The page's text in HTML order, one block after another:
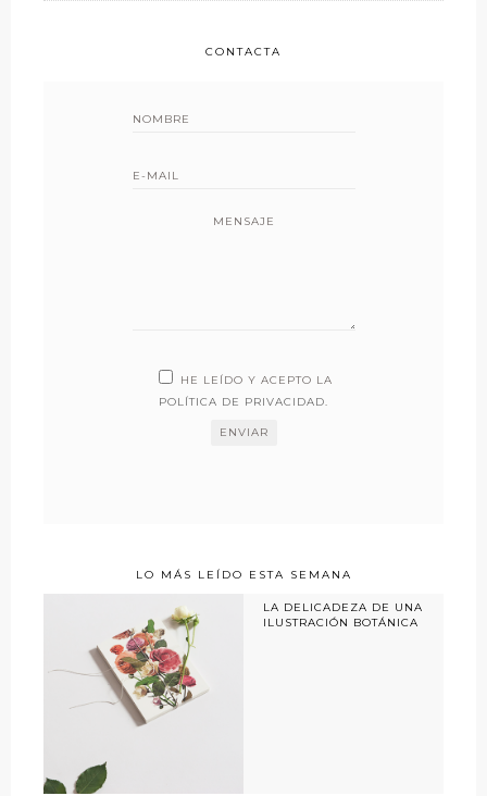
CONTACTA
MENSAJE
HE LEÍDO Y ACEPTO LA
POLÍTICA DE PRIVACIDAD.
LO MÁS LEÍDO ESTA SEMANA
LA DELICADEZA DE UNA
ILUSTRACIÓN BOTÁNICA